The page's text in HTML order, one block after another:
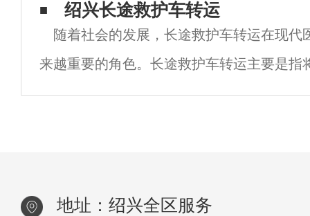
救治是至
绍兴长途救护车转运
随着社会的发展，长途救护车转运在现代
来越重要的角色。长途救护车转运主要是指
疗机构转移到另一个医疗机构或回家的过程
地址：绍兴全区服务